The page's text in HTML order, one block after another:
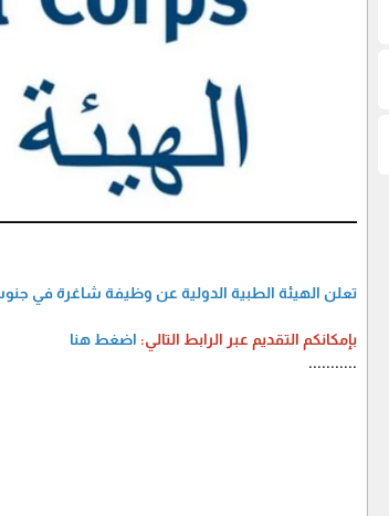
تعلن الهيئة الطبية الدولية عن وظيفة شاغرة في
بإمكانكم التقديم عبر الرابط التالي: اضغط هنا
...........